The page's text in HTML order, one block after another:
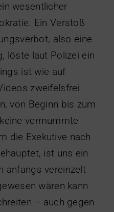
wesentlicher
Ein Verstoß
also eine
löste laut Polizei ein
ist wie auf
zweifelsfrei
von Beginn bis zum
vermummte
die Exekutive nach
ist uns ein
anfangs vereinzelt
wären kann
– auch gegen